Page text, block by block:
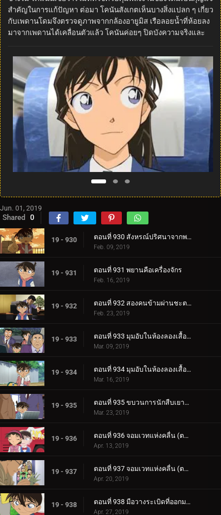
สำคัญในการแก้ปัญหา ต่อมา โคนันสังเกตเห็นบางสิ่งแปลก ๆ เกี่ยว
กับเพดานโดมจึงตรวจดูภาพจากกล้องอายูมิส เรือลอยน้ำที่ห้อยลง
มาจากเพดานได้เคลื่อนตัวแล้ว โคนันค่อยๆ ปิดบังความจริงและ
Jun. 01, 2019
Shared 0
19 - 930 ตอนที่ 930 สังหรณ์ปริศนาจากพระพุทธรูป
Feb. 09, 2019
19 - 931 ตอนที่ 931 พยานคือเครื่องจักร
Feb. 16, 2019
19 - 932 ตอนที่ 932 สองคนข้ามผ่านชะตากรรม
Feb. 23, 2019
19 - 933 ตอนที่ 933 มุมอับในห้องลองเสื้อ (ตอนแรก)
Mar. 09, 2019
19 - 934 ตอนที่ 934 มุมอับในห้องลองเสื้อ (ตอนจบ)
Mar. 16, 2019
19 - 935 ตอนที่ 935 ขบวนการนักสืบเยาวชนกับคฤหาสน์ผีสิง
Mar. 23, 2019
19 - 936 ตอนที่ 936 จอมเวทแห่งคลื่น (ตอนแรก)
Apr. 13, 2019
19 - 937 ตอนที่ 937 จอมเวทแห่งคลื่น (ตอนจบ)
Apr. 20, 2019
19 - 938 ตอนที่ 938 มือวางระเบิดที่ออกมาจากหนังสือภาพ (ตอนแรก)
Apr. 27, 2019